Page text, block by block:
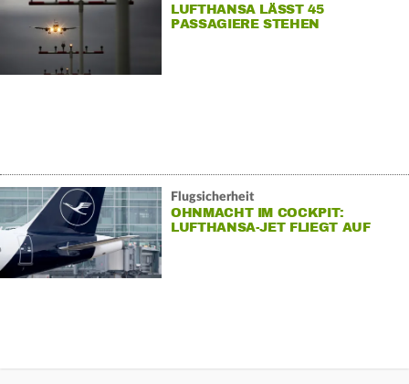
LUFTHANSA LÄSST 45
PASSAGIERE STEHEN
Flugsicherheit
OHNMACHT IM COCKPIT:
LUFTHANSA-JET FLIEGT AUF